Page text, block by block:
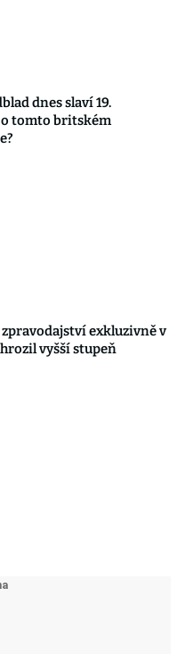
dnes slaví 19.
tomto britském
zpravodajství exkluzivně v
vyšší stupeň